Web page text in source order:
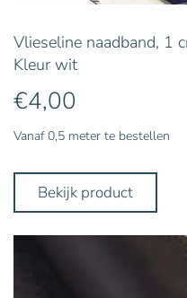
Vlieseline naadband, 1
Kleur wit
€4,00
Vanaf 0,5 meter te bestellen
Bekijk product